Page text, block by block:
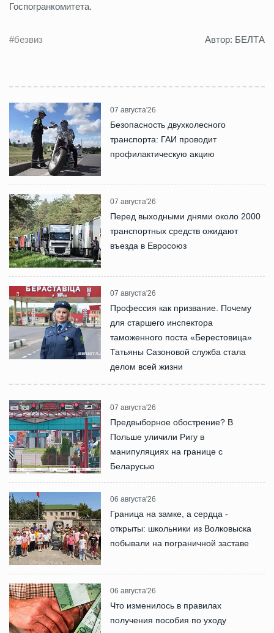
Госпогранкомитета.
#безвиз Автор: БЕЛТА
07 августа'26
Безопасность двухколесного
транспорта: ГАИ проводит
профилактическую акцию
07 августа'26
Перед выходными днями около 2000
транспортных средств ожидают
въезда в Евросоюз
07 августа'26
Профессия как призвание. Почему
для старшего инспектора
таможенного поста «Берестовица»
Татьяны Сазоновой служба стала
делом всей жизни
07 августа'26
Предвыборное обострение? В
Польше уличили Ригу в
манипуляциях на границе с
Беларусью
06 августа'26
Граница на замке, а сердца -
открыты: школьники из Волковыска
побывали на пограничной заставе
06 августа'26
Что изменилось в правилах
получения пособия по уходу